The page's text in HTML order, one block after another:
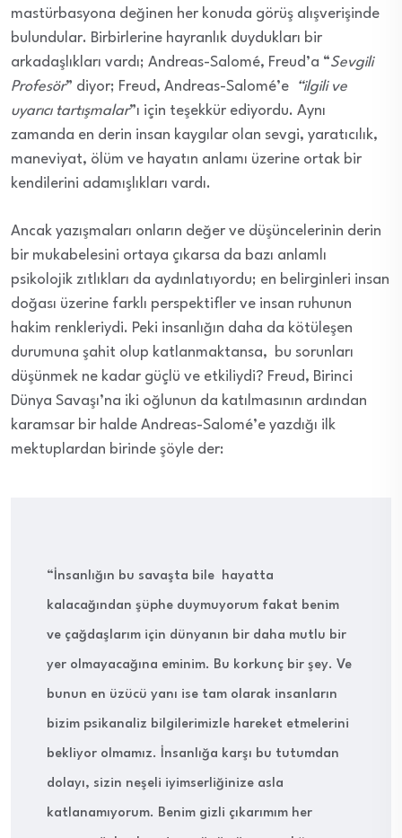
mastürbasyona değinen her konuda görüş alışverişinde
bulundular. Birbirlerine hayranlık duydukları bir
arkadaşlıkları vardı; Andreas-Salomé, Freud’a “Sevgili
Profesör” diyor; Freud, Andreas-Salomé’e
“ilgili ve
uyarıcı tartışmalar”ı için teşekkür ediyordu. Aynı
zamanda en derin insan kaygılar olan sevgi, yaratıcılık,
maneviyat, ölüm ve hayatın anlamı üzerine ortak bir
kendilerini adamışlıkları vardı.
Ancak yazışmaları onların değer ve düşüncelerinin derin
bir mukabelesini ortaya çıkarsa da bazı anlamlı
psikolojik zıtlıkları da aydınlatıyordu; en belirginleri insan
doğası üzerine farklı perspektifler ve insan ruhunun
hakim renkleriydi. Peki insanlığın daha da kötüleşen
durumuna şahit olup katlanmaktansa, bu sorunları
düşünmek ne kadar güçlü ve etkiliydi? Freud, Birinci
Dünya Savaşı’na iki oğlunun da katılmasının ardından
karamsar bir halde Andreas-Salomé’e yazdığı ilk
mektuplardan birinde şöyle der:
“İnsanlığın bu savaşta bile hayatta
kalacağından şüphe duymuyorum fakat benim
ve çağdaşlarım için dünyanın bir daha mutlu bir
yer olmayacağına eminim. Bu korkunç bir şey. Ve
bunun en üzücü yanı ise tam olarak insanların
bizim psikanaliz bilgilerimizle hareket etmelerini
bekliyor olmamız. İnsanlığa karşı bu tutumdan
dolayı, sizin neşeli iyimserliğinize asla
katlanamıyorum. Benim gizli çıkarımım her